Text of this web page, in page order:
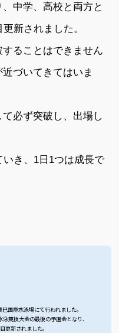
中学、高校と両方と
新されました。
ることはできません
づいてきてはいま
必ず突破し、出場し
き、1日1つは成長で
国際水泳場にて行われました。
競技大会の最後の予選会となり、
更新されました。